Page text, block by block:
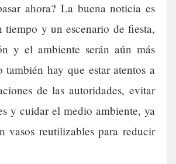
ahora? La buena noticia es
tiempo y un escenario de fiesta,
y el ambiente serán aún más
también hay que estar atentos a
de las autoridades, evitar
y cuidar el medio ambiente, ya
vasos reutilizables para reducir